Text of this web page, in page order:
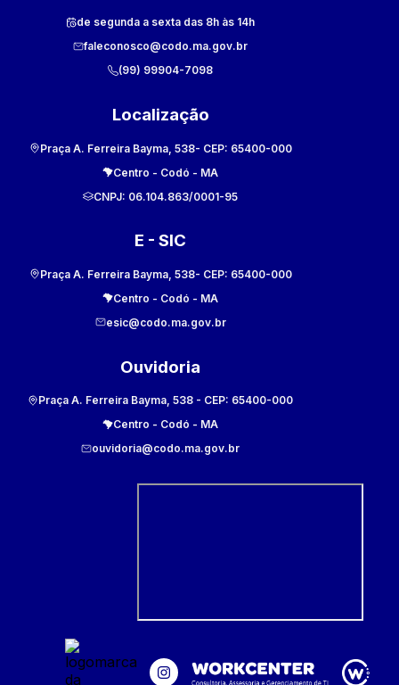
de segunda a sexta das 8h às 14h
faleconosco@codo.ma.gov.br
(99) 99904-7098
Localização
Praça A. Ferreira Bayma, 538- CEP: 65400-000
Centro - Codó - MA
CNPJ: 06.104.863/0001-95
E - SIC
Praça A. Ferreira Bayma, 538- CEP: 65400-000
Centro - Codó - MA
esic@codo.ma.gov.br
Ouvidoria
Praça A. Ferreira Bayma, 538 - CEP: 65400-000
Centro - Codó - MA
ouvidoria@codo.ma.gov.br